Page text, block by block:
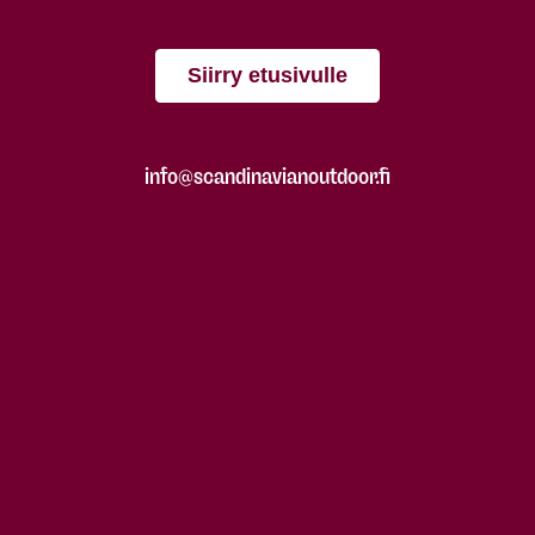
Siirry etusivulle
info@scandinavianoutdoor.fi